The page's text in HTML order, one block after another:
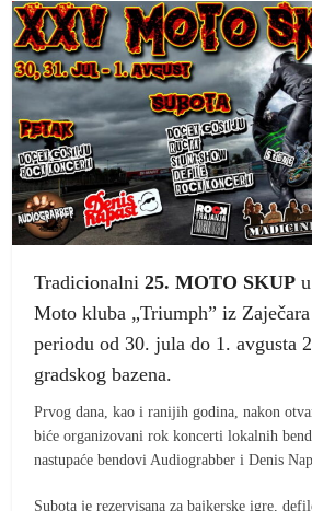
Tradicionalni25. MOTO SKUP
Moto kluba „Triumph” iz
periodu od 30. jula do 1. avgusta
gradskog bazena.
Prvog dana, kao i ranijih godina, nakon
biće organizovani rok koncerti lokalnih
nastupaće bendovi Audiograbber i Denis
Subota je rezervisana za bajkerske igre,